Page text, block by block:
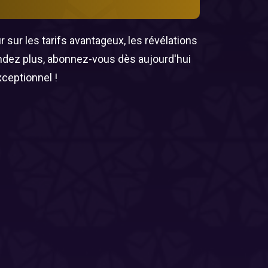
les tarifs avantageux, les révélations
plus, abonnez-vous dès aujourd'hui
!